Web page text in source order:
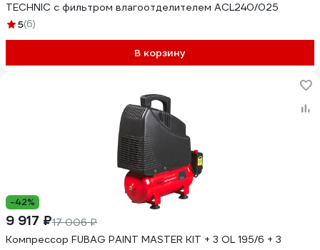
TECHNIC с фильтром влагоотделителем ACL240/025
5(6)
В корзину
-42%
9 917 ₽17 006 ₽
Компрессор FUBAG PAINT MASTER KIT + 3 OL 195/6 + 3